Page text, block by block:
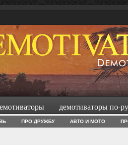
демотиваторы по-
ПРО ДРУЖБУ АВТО И МОТО